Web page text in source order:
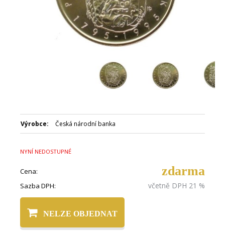
Výrobce: Česká národní banka
NYNÍ NEDOSTUPNÉ
Cena: zdarma
Sazba DPH: včetně DPH 21 %
NELZE OBJEDNAT